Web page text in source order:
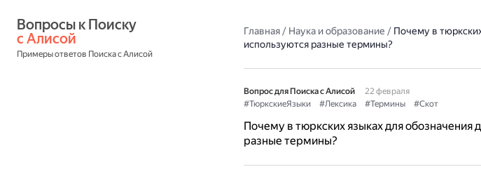
с Алисой
Примеры ответов Поиска с Алисой
Главная/ Наука и образование / Почему в
используются разные термины?
Вопрос для Поиска с Алисой
22 февраля
#ТюркскиеЯзыки
#Лексика #Термины #Скот
Почему в тюркских языках для обозначения
разные термины?